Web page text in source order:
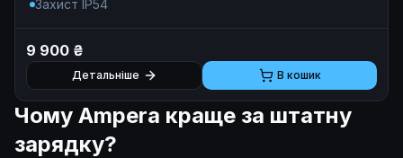
Захист IP54
9 900 ₴
Детальніше В кошик
Чому Ampera краще за штатну
зарядку?